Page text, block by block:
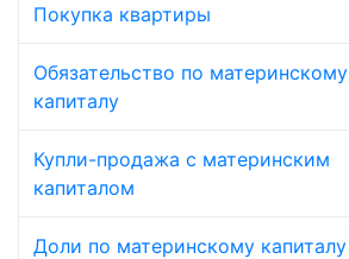
Покупка квартиры
Обязательство по материнскому
капиталу
Купли-продажа с материнским
капиталом
Доли по материнскому капиталу